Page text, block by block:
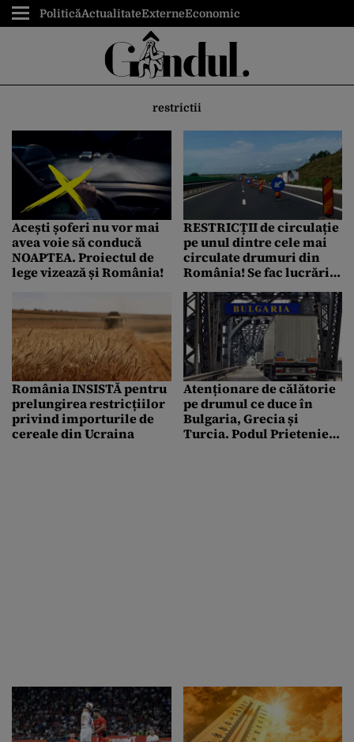
PoliticăActualitateExterneEconomic
restrictii
Acești șoferi nu vor mai
avea voie să conducă
NOAPTEA. Proiectul de
lege vizează și România!
RESTRICȚII de circulație
pe unul dintre cele mai
circulate drumuri din
România! Se fac lucrări
România INSISTĂ pentru
prelungirea restricțiilor
privind importurile de
cereale din Ucraina
Atenționare de călătorie
pe drumul ce duce în
Bulgaria, Grecia și
Turcia. Podul Prieteniei